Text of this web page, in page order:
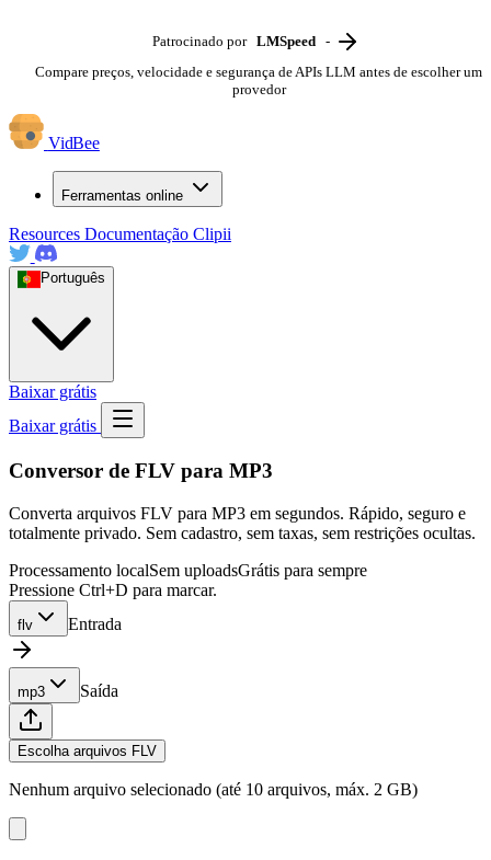
Patrocinado por LMSpeed -
Compare preços, velocidade e segurança de APIs LLM antes de escolher um
provedor
VidBee
Ferramentas online
Resources Documentação Clipii
Português
Baixar grátis
Baixar grátis
Conversor de FLV para MP3
Converta arquivos FLV para MP3 em segundos. Rápido, seguro e
totalmente privado. Sem cadastro, sem taxas, sem restrições ocultas.
Processamento localSem uploadsGrátis para sempre
Pressione Ctrl+D para marcar.
flv Entrada
mp3 Saída
Escolha arquivos FLV
Nenhum arquivo selecionado (até 10 arquivos, máx. 2 GB)